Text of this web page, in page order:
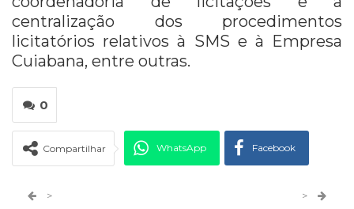
centralização dos procedimentos
licitatórios relativos à SMS e à Empresa
Cuiabana, entre outras.
0
Compartilhar WhatsApp Facebook
> >